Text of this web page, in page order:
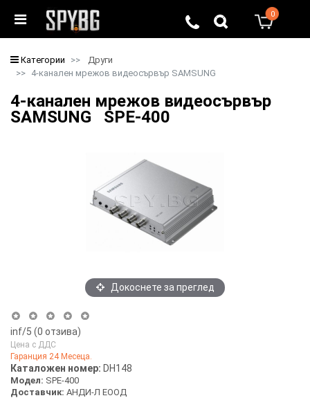
0
Категории
Други
4-канален мрежов видеосървър SAMSUNG
4-канален мрежов видеосървър
SAMSUNG SPE-400
Докоснете за преглед
inf/5 (0 отзива)
Цена с ДДС
Гаранция 24 Месеца.
Каталожен номер: DH148
Модел: SPE-400
Доставчик: АНДИ-Л ЕООД